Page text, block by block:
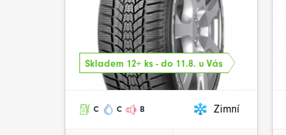
Skladem 12+ ks - do 11.8. u Vás
C C B Zimní